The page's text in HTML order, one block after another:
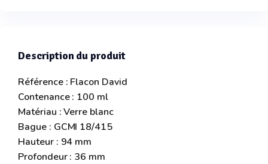
Description du produit
Référence : Flacon David
Contenance : 100 ml
Matériau : Verre blanc
Bague : GCMI 18/415
Hauteur : 94 mm
Profondeur : 36 mm